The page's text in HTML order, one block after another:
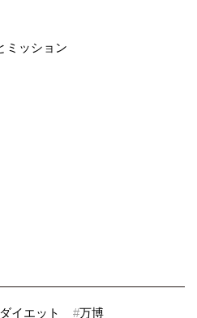
ミッション
ダイエット #万博